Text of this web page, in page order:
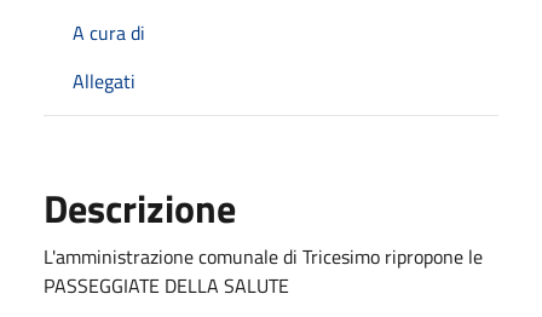
A cura di
Allegati
Descrizione
L'amministrazione comunale di Tricesimo ripropone le
PASSEGGIATE DELLA SALUTE